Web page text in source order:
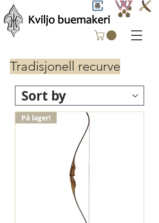
Tradisjonell recurve
På lager!